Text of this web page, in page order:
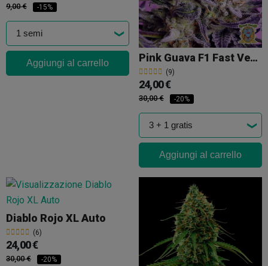
9,00 € -15%
Aggiungi al carrello Pink Guava F1 Fast Version Sweet Seeds
(9)
24,00 €
30,00 € -20%
Aggiungi al carrello
Diablo Rojo XL Auto
(6)
24,00 €
30,00 € -20%